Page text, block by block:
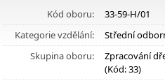
Kód oboru:
33-59-H/01
Kategorie vzdělání:
Střední
Skupina oboru:
Zpracování
(Kód: 33)